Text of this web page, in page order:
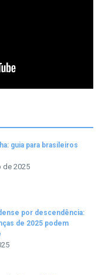
guia para brasileiros
de 2025
por descendência:
de 2025 podem